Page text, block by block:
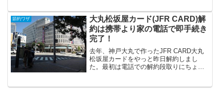
欠が加速します。そんなとき、貯金を下
ろさずに残りの数日をどう...
節約ワザ
大丸松坂屋カード(JFR CARD)解
約は携帯より家の電話で即手続き
完了！
去年、神戸大丸で作ったJFR CARD大丸
松坂屋カードをやっと昨日解約しまし
た。最初は電話での解約段取りにちょっ